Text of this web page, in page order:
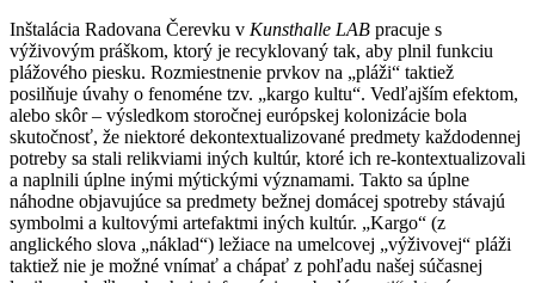
Inštalácia Radovana Čerevku v Kunsthalle LAB pracuje s
výživovým práškom, ktorý je recyklovaný tak, aby plnil funkciu
plážového piesku. Rozmiestnenie prvkov na „pláži“ taktiež
posilňuje úvahy o fenoméne tzv. „kargo kultu“. Vedľajším efektom,
alebo skôr – výsledkom storočnej európskej kolonizácie bola
skutočnosť, že niektoré dekontextualizované predmety každodennej
potreby sa stali relikviami iných kultúr, ktoré ich re-kontextualizovali
a naplnili úplne inými mýtickými významami. Takto sa úplne
náhodne objavujúce sa predmety bežnej domácej spotreby stávajú
symbolmi a kultovými artefaktmi iných kultúr. „Kargo“ (z
anglického slova „náklad“) ležiace na umelcovej „výživovej“ pláži
taktiež nie je možné vnímať a chápať z pohľadu našej súčasnej